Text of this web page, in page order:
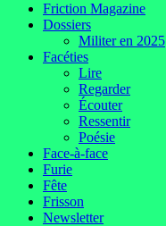
Friction Magazine
Dossiers
Militer en 2025
Facéties
Lire
Regarder
Écouter
Ressentir
Poésie
Face-à-face
Furie
Fête
Frisson
Newsletter